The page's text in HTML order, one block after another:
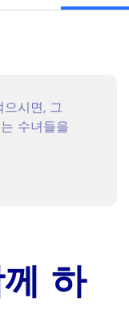
하
으시면, 그
수녀들을